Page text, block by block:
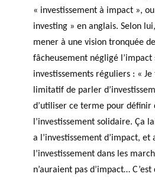
« investissement à impact »,
investing » en anglais. Selon
mener à une vision tronquée
fâcheusement négligé l’impact
investissements réguliers : « Je
limitatif de parler
d’utiliser ce terme pour définir
l’investissement solidaire. Ça
a l’investissement d’impact, et
l’investissement dans les
n’auraient pas d’impact…